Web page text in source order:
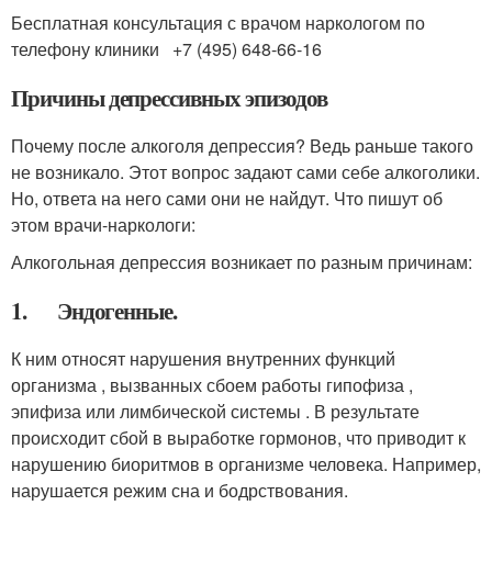
Бесплатная консультация с врачом наркологом по
телефону клиники +7 (495) 648-66-16
Причины депрессивных эпизодов
Почему после алкоголя депрессия? Ведь раньше такого
не возникало. Этот вопрос задают сами себе алкоголики.
Но, ответа на него сами они не найдут. Что пишут об
этом врачи-наркологи:
Алкогольная депрессия возникает по разным причинам:
1. Эндогенные.
К ним относят нарушения внутренних функций
организма , вызванных сбоем работы гипофиза ,
эпифиза или лимбической системы . В результате
происходит сбой в выработке гормонов, что приводит к
нарушению биоритмов в организме человека. Например,
нарушается режим сна и бодрствования.